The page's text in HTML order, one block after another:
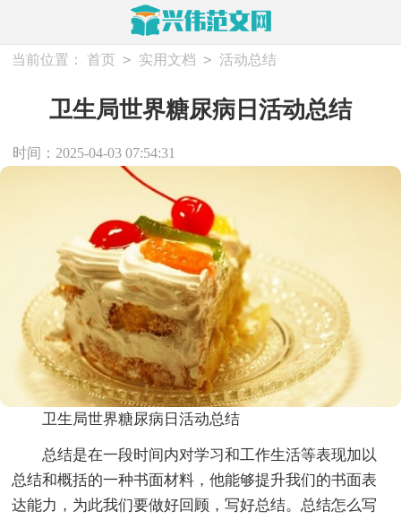
当前位置： 首页 > 实用文档 > 活动总结
卫生局世界糖尿病日活动总结
时间：2025-04-03 07:54:31
卫生局世界糖尿病日活动总结
总结是在一段时间内对学习和工作生活等表现加以
总结和概括的一种书面材料，他能够提升我们的书面表
达能力，为此我们要做好回顾，写好总结。总结怎么写